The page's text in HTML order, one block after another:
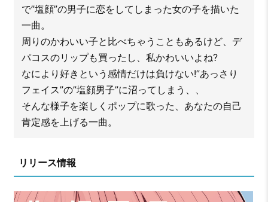
で”塩顔”の男子に恋をしてしまった女の子を描いた
一曲。
周りのかわいい子と比べちゃうこともあるけど、デ
パコスのリップも買ったし、私かわいいよね?
なにより好きという感情だけは負けない!”あっさり
フェイス”の”塩顔男子”に沼ってしまう、、
そんな様子を楽しくポップに歌った、あなたの自己
肯定感を上げる一曲。
リリース情報